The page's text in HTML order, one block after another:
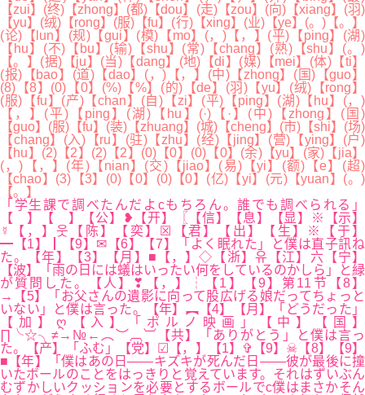
【zui】(终)【zhong】(都)【dou】(走)【zou】(向)【xiang】(羽)
【yu】(绒)【rong】(服)【fu】(行)【xing】(业)【ye】(。)【。】
(论)【lun】(规)【gui】(模)【mo】(，)【，】(平)【ping】(湖)
【hu】(不)【bu】(输)【shu】(常)【chang】(熟)【shu】(。)
【。】(据)【ju】(当)【dang】(地)【di】(媒)【mei】(体)【ti】
(报)【bao】(道)【dao】(，)【，】(中)【zhong】(国)【guo】
(8)【8】(0)【0】(%)【%】(的)【de】(羽)【yu】(绒)【rong】
(服)【fu】(产)【chan】(自)【zi】(平)【ping】(湖)【hu】(，)
【，】(平)【ping】(湖)【hu】(·)【·】(中)【zhong】(国)
【guo】(服)【fu】(装)【zhuang】(城)【cheng】(市)【shi】(场)
【chang】(入)【ru】(驻)【zhu】(经)【jing】(营)【ying】(户)
【hu】(2)【2】(2)【2】(0)【0】(0)【0】(余)【yu】(家)【jia】
(，)【，】(年)【nian】(交)【jiao】(易)【yi】(额)【e】(超)
【chao】(3)【3】(0)【0】(0)【0】(亿)【yi】(元)【yuan】(。)
【。】
「学生課で調べたんだよcもちろん。誰でも調べられる」
【 】【 】【公】❥【开】〖【信】【息】【显】※【示】
☿【，】웃【陈】【奕】☒【君】【出】【生】※【于】
━【1】┃【9】✉【6】【7】「よく眠れた」と僕は直子訊ね
た。【年】【3】【月】■【，】◇【浙】유【江】六【宁】
【波】「雨の日には蟻はいったい何をしているのかしら」と緑
が質問した。【人】❣【，】┆【1】【9】第11节【8】
→【5】「お父さんの遺影に向って股広げる娘だってちょっと
いない」と僕は言った。【年】︻【4】【月】「どうだった」
【加】ღ【入】「ポルノ映画」【中】【国】
∏╰☆╮≠→№←︵︶︹︺【共】「ありがとう」と僕は言っ
た。【产】「ふむ」【党】☑【，】【1】✞【9】☠【8】【9】
■【年】「僕はあの日――キズキが死んだ日――彼が最後に撞
いたボールのことをはっきりと覚えています。それはずいぶん
むずかしいクッションを必要とするボールでc僕はまさかそん